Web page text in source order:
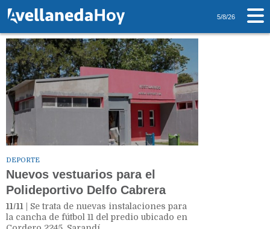
5/8/26
Tag: Vestuarios
DEPORTE
Nuevos vestuarios para el
Polideportivo Delfo Cabrera
11/11
| Se trata de nuevas instalaciones para
la cancha de fútbol 11 del predio ubicado en